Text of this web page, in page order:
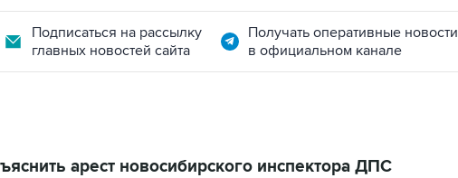
Подписаться на рассылку
главных новостей сайта
Получать оперативные новости
в официальном канале
арест новосибирского инспектора ДПС